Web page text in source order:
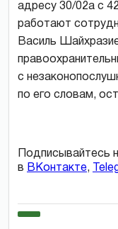
адресу 30/02а с
работают
Василь
с
по его словам,
Подписывайтесь
в ВКонтакте,